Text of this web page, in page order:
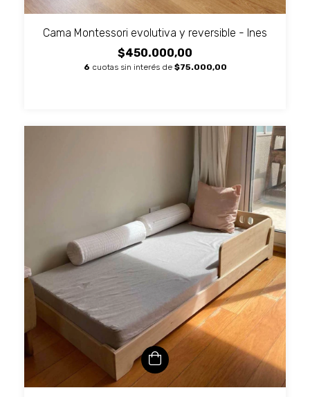
Cama Montessori evolutiva y reversible - Ines
$450.000,00
6 cuotas sin interés de $75.000,00